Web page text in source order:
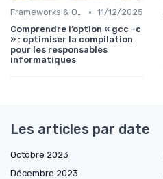
Frameworks & Outils • 11/12/2025
Comprendre l’option « gcc -c
» : optimiser la compilation
pour les responsables
informatiques
Les articles par date
Octobre 2023
Décembre 2023